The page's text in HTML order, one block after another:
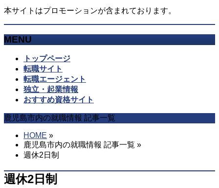
本サイトはプロモーションが含まれております。
MENU
ば
トップページ
転職サイト
転職エージェント
独立・起業情報
おすすめ資格サイト
鹿児島市内の就職情報 記事一覧
HOME »
鹿児島市内の就職情報 記事一覧 »
週休2日制
週休2日制